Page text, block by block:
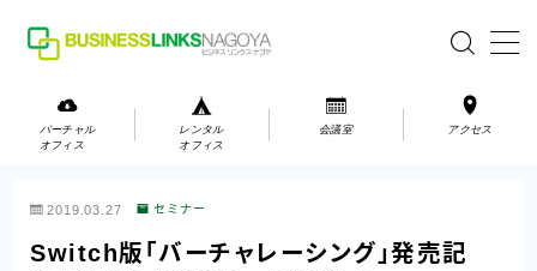
バーチャル
オフィス
レンタル
オフィス
会議室 アクセス
2019.03.27 セミナー
Switch版「バーチャレーシング」発売記